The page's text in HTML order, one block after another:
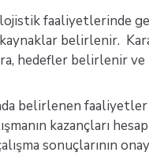
faaliyetlerinde
belirlenir.
hedefler belirlenir ve
belirlenen faaliyetler
kazançları
sonuçlarının